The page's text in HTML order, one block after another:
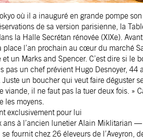
où il a inauguré en grande pompe
de sa version parisienne, la
la Halle Secrétan rénovée (XIXe).
place l’an prochain au cœur du marché
un Marks and Spencer. C’est dire si le
pas un chef prévient Hugo Desnoyer, 44
un boucher qui veut faire déguster
viande, il ne faut pas la tuer deux fois. »
les moyens.
exclusivement pour lui
ans à l’ancien lunetier Alain Miklitarian
fournit chez 26 éleveurs de l’Aveyron,